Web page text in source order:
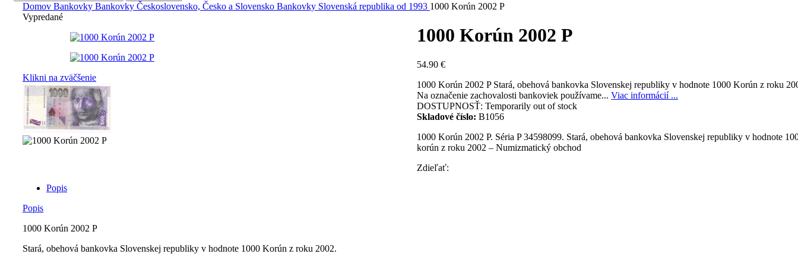
Domov Bankovky Bankovky Československo, Česko a Slovensko Bankovky Slovenská republika od 1993 1000 Korún 2002 P
Vypredané
Klikni na zväčšenie
1000 Korún 2002 P
54.90 €
1000 Korún 2002 P Stará, obehová bankovka Slovenskej republiky v hodnote 1000 Korún z roku
Na označenie zachovalosti bankoviek používame... Viac informácií ...
DOSTUPNOSŤ: Temporarily out of stock
Skladové číslo: B1056
1000 Korún 2002 P. Séria P 34598099. Stará, obehová bankovka Slovenskej republiky v hodnote
korún z roku 2002 – Numizmatický obchod
Zdieľať:
Popis
Popis
1000 Korún 2002 P
Stará, obehová bankovka Slovenskej republiky v hodnote 1000 Korún z roku 2002.